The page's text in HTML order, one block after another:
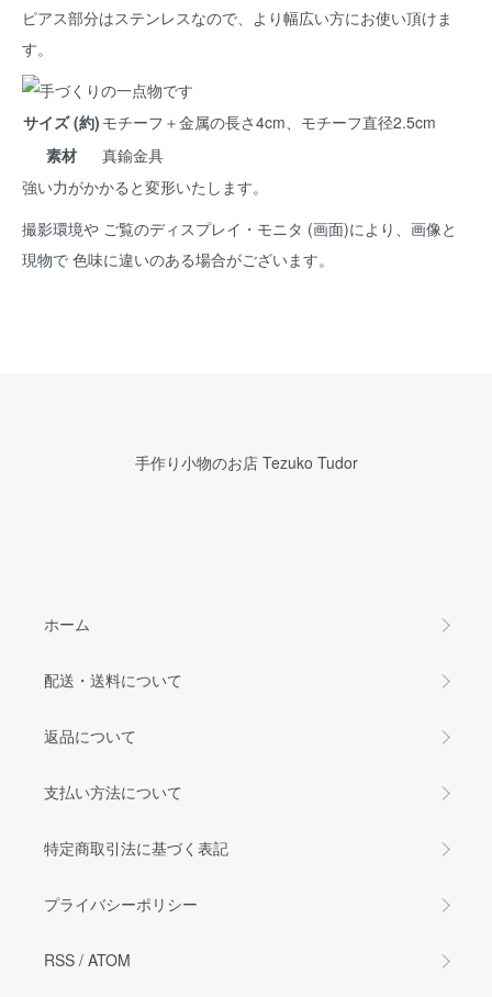
ピアス部分はステンレスなので、より幅広い方にお使い頂けま
す。
サイズ (約) モチーフ＋金属の長さ4cm、モチーフ直径2.5cm
素材
真鍮金具
強い力がかかると変形いたします。
撮影環境や ご覧のディスプレイ・モニタ (画面)により、画像と
現物で 色味に違いのある場合がございます。
手作り小物のお店 Tezuko Tudor
ホーム
配送・送料について
返品について
支払い方法について
特定商取引法に基づく表記
プライバシーポリシー
RSS / ATOM